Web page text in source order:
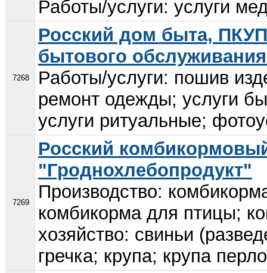
Работы/услуги: услуги
7268
Росский дом быта,
бытового
Работы/услуги: пошив
ремонт одежды; услуги
услуги ритуальные;
7269
Росский
"Гроднохлебопродукт"
Производство:
комбикорма для птицы;
хозяйство: свиньи
гречка; крупа; крупа